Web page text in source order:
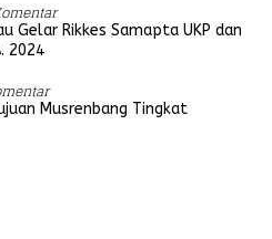
Gelar Rikkes Samapta UKP dan
2024
Musrenbang Tingkat